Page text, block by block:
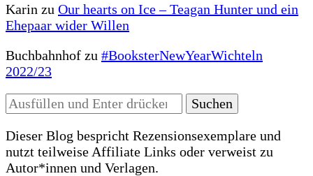
Karin zu Our hearts on Ice – Teagan Hunter und ein
Ehepaar wider Willen
Buchbahnhof zu #BooksterNewYearWichteln
2022/23
Suchst
du
nach
etwas?
Dieser Blog bespricht Rezensionsexemplare und
nutzt teilweise Affiliate Links oder verweist zu
Autor*innen und Verlagen.